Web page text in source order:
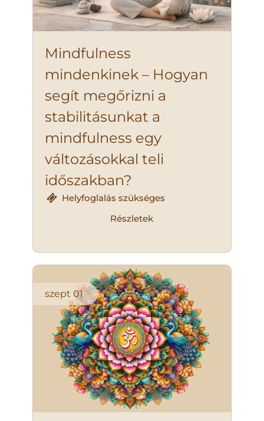
Mindfulness
mindenkinek – Hogyan
segít megőrizni a
stabilitásunkat a
mindfulness egy
változásokkal teli
időszakban?
Helyfoglalás szükséges
Részletek
szept 01